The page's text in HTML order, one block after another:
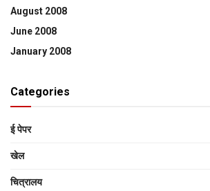
August 2008
June 2008
January 2008
Categories
ई पेपर
खेल
चित्रालय